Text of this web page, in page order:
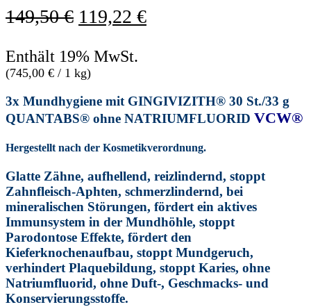
149,50€ Ursprünglicher
war:
149,50 €
119,22 €Aktueller
Enthält 19% MwSt.
(745,00 € / 1 kg)
3x Mundhygiene mit GINGIVIZITH® 30 St./33 g
QUANTABS® ohne NATRIUMFLUORID VCW®
Hergestellt nach der Kosmetikverordnung.
Glatte Zähne, aufhellend, reizlindernd, stoppt
Zahnfleisch-Aphten, schmerzlindernd, bei
mineralischen Störungen, fördert ein aktives
Immunsystem in der Mundhöhle, stoppt
Parodontose Effekte, fördert den
Kieferknochenaufbau, stoppt Mundgeruch,
verhindert Plaquebildung, stoppt Karies, ohne
Natriumfluorid, ohne Duft-, Geschmacks- und
Konservierungsstoffe.